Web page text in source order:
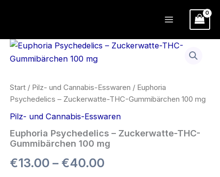
Start / Pilz- und Cannabis-Esswaren / Euphoria
Psychedelics – Zuckerwatte-THC-Gummibärchen 100 mg
Pilz- und Cannabis-Esswaren
Euphoria Psychedelics – Zuckerwatte-THC-
Gummibärchen 100 mg
€13.00 – €40.00